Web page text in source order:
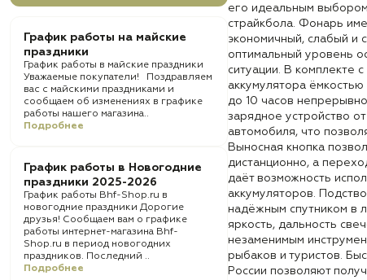
График работы на майские
праздники
График работы в майские праздники
Уважаемые покупатели! Поздравляем
вас с майскими праздниками и
сообщаем об изменениях в графике
работы нашего магазина..
Подробнее
График работы в Новогодние
праздники 2025-2026
График работы Bhf-Shop.ru в
новогодние праздники Дорогие
друзья! Сообщаем вам о графике
работы интернет-магазина Bhf-
Shop.ru в период новогодних
праздников. Последний ..
Подробнее
его идеальным
страйкбола. Фонарь
экономичный, слабый и
оптимальный уровень
ситуации. В комплекте
аккумулятора
до 10 часов
зарядное устройство
автомобиля, что
Выносная кнопка
дистанционно, а
даёт возможность
аккумуляторов.
надёжным спутником в
яркость, дальность
незаменимым
рыбаков и туристов.
России позволяют